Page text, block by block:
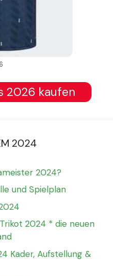
2026 kaufen
2024
2024?
und Spielplan
2024 * die neuen
Kader, Aufstellung &